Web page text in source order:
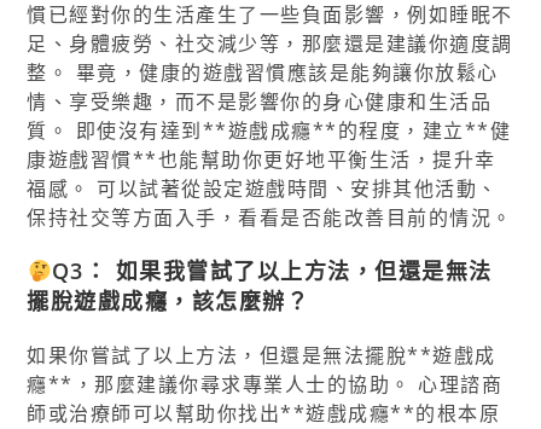
慣已經對你的生活產生了一些負面影響，例如睡眠不
足、身體疲勞、社交減少等，那麼還是建議你適度調
整。 畢竟，健康的遊戲習慣應該是能夠讓你放鬆心
情、享受樂趣，而不是影響你的身心健康和生活品
質。 即使沒有達到**遊戲成癮**的程度，建立**健
康遊戲習慣**也能幫助你更好地平衡生活，提升幸
福感。 可以試著從設定遊戲時間、安排其他活動、
保持社交等方面入手，看看是否能改善目前的情況。
Q3： 如果我嘗試了以上方法，但還是無法
擺脫遊戲成癮 ，該怎麼辦？
如果你嘗試了以上方法，但還是無法擺脫**遊戲成
癮**，那麼建議你尋求專業人士的協助。 心理諮商
師或治療師可以幫助你找出**遊戲成癮**的根本原